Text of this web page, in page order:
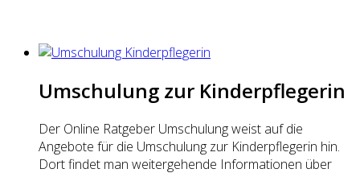
Umschulung zur Kinderpflegerin
Der Online Ratgeber Umschulung weist auf die
Angebote für die Umschulung zur Kinderpflegerin hin.
Dort findet man weitergehende Informationen über